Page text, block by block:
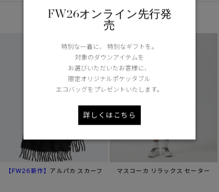
あなたへのおすすめ
【FW26新作】 アルパカ スカーフ マスコーカ リラックス セーター
FW26オンライン先行発
売
特別な一着に、 特別なギフトを。
対象のダウンアイテムを
お選びいただいたお客様に、
限定オリジナルポケッタブル
エコバッグをプレゼントいたします。
詳しくはこちら